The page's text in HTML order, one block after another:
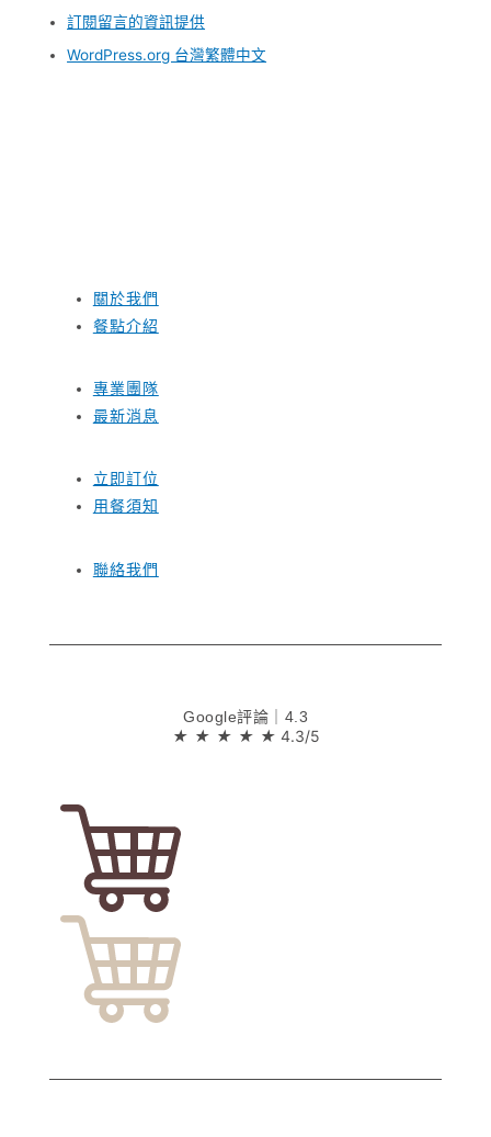
訂閱留言的資訊提供
WordPress.org 台灣繁體中文
關於我們
餐點介紹
專業團隊
最新消息
立即訂位
用餐須知
聯絡我們
Google評論｜4.3
★ ★ ★ ★ ★ 4.3/5